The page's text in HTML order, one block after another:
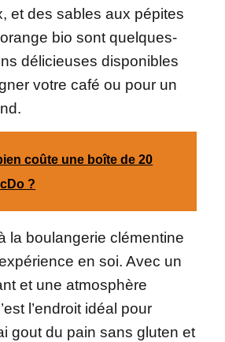
et des sables aux pépites
bio sont quelques-
délicieuses disponibles
votre café ou pour un
coûte une boîte de 20
?
la boulangerie clémentine
en soi. Avec un
et une atmosphère
l’endroit idéal pour
gout du pain sans gluten et